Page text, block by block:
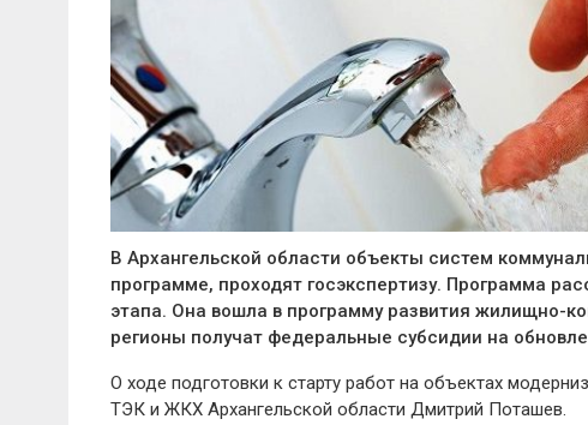
В Архангельской области объекты систем
программе, проходят госэкспертизу. Программа
этапа. Она вошла в программу развития жилищно-
регионы получат федеральные субсидии на
О ходе подготовки к старту работ на объектах
ТЭК и ЖКХ Архангельской области Дмитрий Поташев.